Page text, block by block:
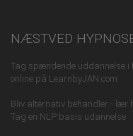
NÆSTVED
Tag spændende uddannelse i
online på LearnbyJAN.com
Bliv alternativ behandler - lær
Tag en NLP basis udannelse